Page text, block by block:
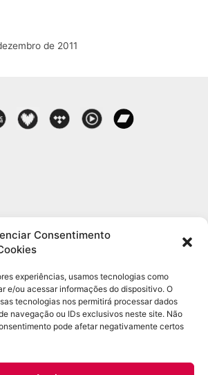
Consentimento
experiências, usamos tecnologias como
e/ou acessar informações do dispositivo. O
tecnologias nos permitirá processar dados
navegação ou IDs exclusivos neste site. Não
pode afetar negativamente certos
de 2011
1509
a loja